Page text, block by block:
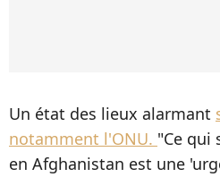
Un état des lieux alarmant
notamment l'ONU. "Ce qui
en Afghanistan est une